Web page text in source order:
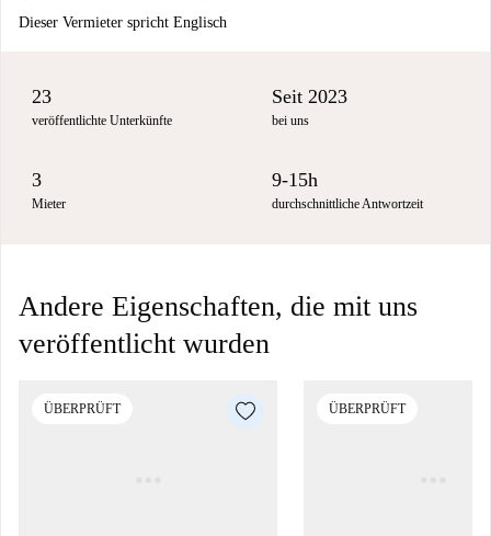
Dieser Vermieter spricht Englisch
23
veröffentlichte Unterkünfte
Seit 2023
bei uns
3
Mieter
9-15h
durchschnittliche Antwortzeit
Andere Eigenschaften, die mit uns
veröffentlicht wurden
ÜBERPRÜFT ÜBERPRÜFT